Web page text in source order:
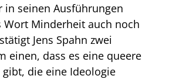
in seinen Ausführungen
Wort Minderheit auch noch
Jens Spahn zwei
einen, dass es eine queere
die eine Ideologie